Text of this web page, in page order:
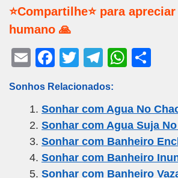
⭐Compartilhe⭐ para
humano 🙏
E
ail
F
c
e
b
o
o
T
tt
er
T
e
gr
a
m
W
s
A
p
p
e
Sonhos Relacionados:
Sonhar com Agua No
Sonhar com Agua Suja
Sonhar com Banheiro
Sonhar com Banheiro
Sonhar com Banheiro